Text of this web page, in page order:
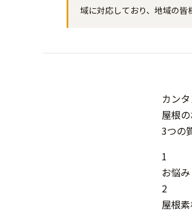
域に対応しており、地域の皆
カン
屋根の
3つの
1
お悩み
2
屋根